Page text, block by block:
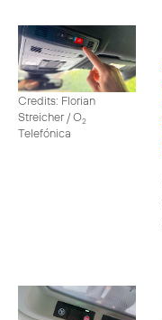
Credits: Florian
Streicher / O2
Telefónica